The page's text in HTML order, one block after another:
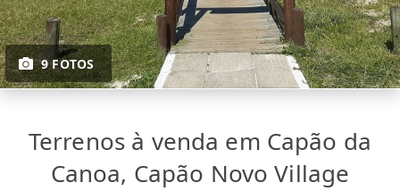
9 FOTOS
Terrenos à venda em Capão da
Canoa, Capão Novo Village